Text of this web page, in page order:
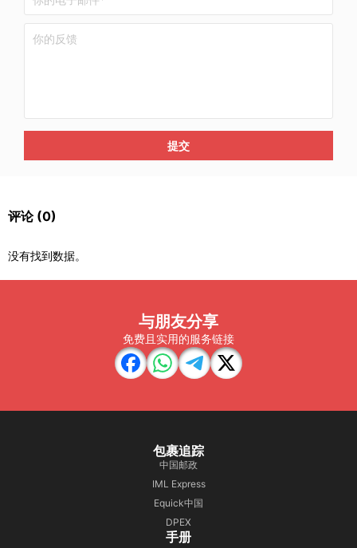
提交
评论 (0)
没有找到数据。
与朋友分享
免费且实用的服务链接
包裹追踪
中国邮政
IML Express
Equick中国
DPEX
手册